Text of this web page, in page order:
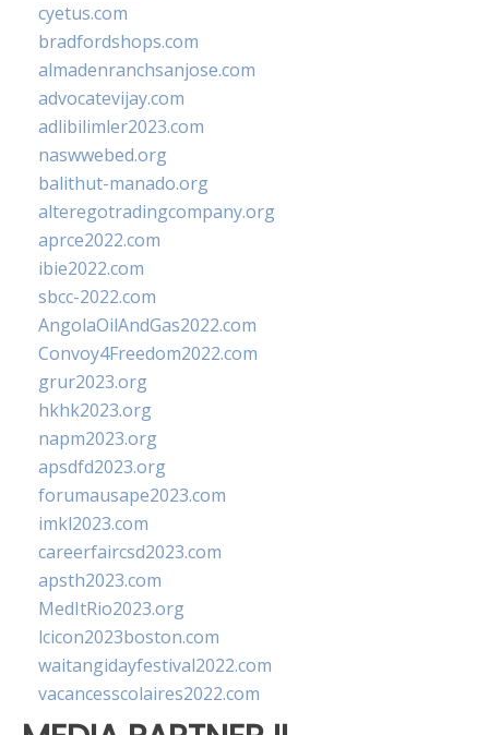
cyetus.com
bradfordshops.com
almadenranchsanjose.com
advocatevijay.com
adlibilimler2023.com
naswwebed.org
balithut-manado.org
alteregotradingcompany.org
aprce2022.com
ibie2022.com
sbcc-2022.com
AngolaOilAndGas2022.com
Convoy4Freedom2022.com
grur2023.org
hkhk2023.org
napm2023.org
apsdfd2023.org
forumausape2023.com
imkl2023.com
careerfaircsd2023.com
apsth2023.com
MedItRio2023.org
lcicon2023boston.com
waitangidayfestival2022.com
vacancesscolaires2022.com